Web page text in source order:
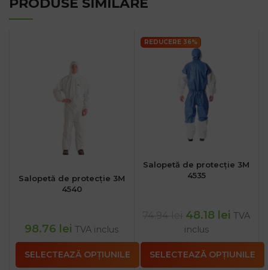
PRODUSE SIMILARE
Salopetă de protecție 3M
4540
98.76 lei TVA inclus
SELECTEAZĂ OPȚIUNILE
REDUCERE 36%
Salopetă de protecție 3M
4535
48.18 lei TVA
inclus
SELECTEAZĂ OPȚIUNILE